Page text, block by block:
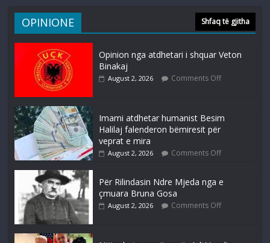
OPINIONE Shfaq të gjitha
Opinion nga atdhetari i shquar Veton
Binakaj
August 2, 2026 Comments Off
Imami atdhetar humanist Besim
Halilaj falenderon bëmiresit për
veprat e mira
August 2, 2026 Comments Off
Për Rilindasin Ndre Mjeda nga e
çmuara Bruna Gosa
August 2, 2026 Comments Off